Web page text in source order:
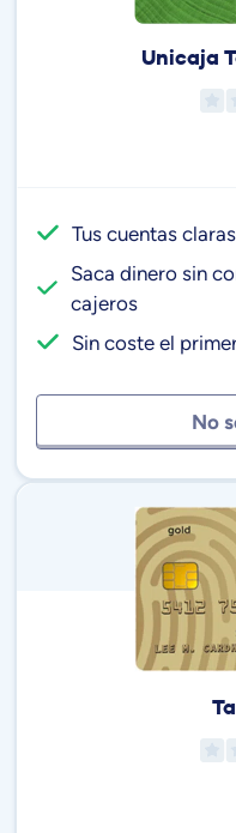
Unicaja
Tus cuentas
Saca dinero sin
cajeros
Sin coste el
No